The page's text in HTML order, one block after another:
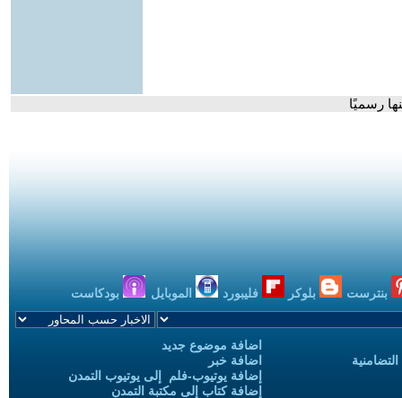
رسميًا
بنترست بلوكر فليبورد الموبايل بودكاست
اضافة موضوع جديد
اضافة خبر
إضافة يوتيوب-فلم إلى يوتيوب التمدن
إضافة كتاب إلى مكتبة التمدن